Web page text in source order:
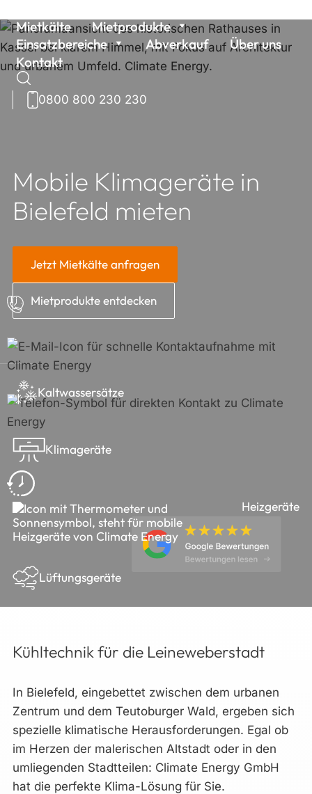
zum
Inhalt
Mietkälte
Mietprodukte
Einsatzbereiche
Abverkauf
Über uns
Kontakt
Suchen
0800 800 230 230
Mobile Klimageräte in
Bielefeld mieten
Jetzt Mietkälte anfragen
Mietprodukte entdecken
Kaltwassersätze
Klimageräte
Heizgeräte
Lüftungsgeräte
Kühltechnik für die Leineweberstadt
In Bielefeld, eingebettet zwischen dem urbanen
Zentrum und dem Teutoburger Wald, ergeben sich
spezielle klimatische Herausforderungen. Egal ob
im Herzen der malerischen Altstadt oder in den
umliegenden Stadtteilen: Climate Energy GmbH
hat die perfekte Klima-Lösung für Sie.